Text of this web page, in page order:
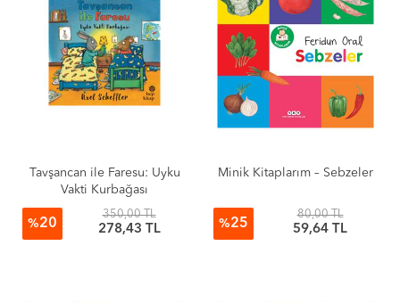
Tavşancan ile Faresu: Uyku
Vakti Kurbağası
%20
350,00 TL
278,43 TL
Minik Kitaplarım – Sebzeler
%25
80,00 TL
59,64 TL